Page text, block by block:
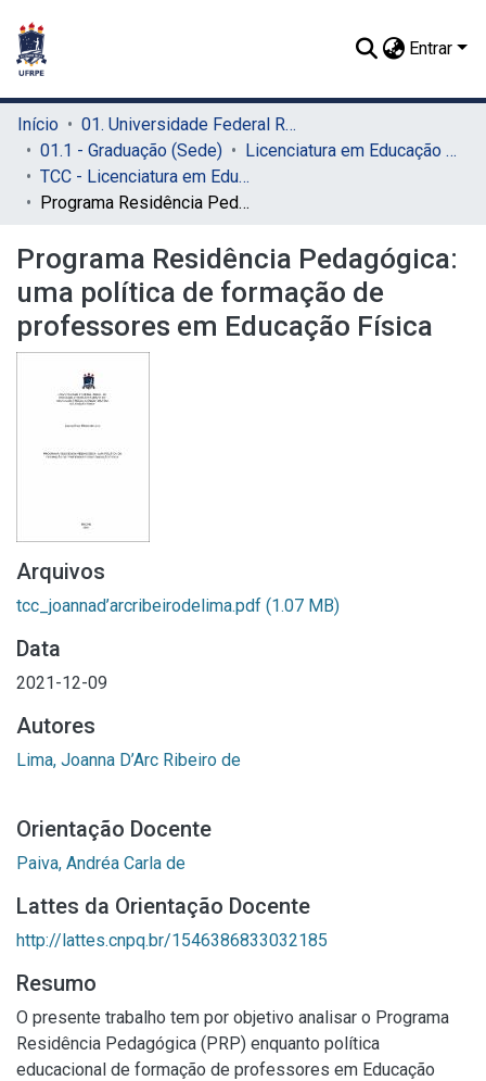
Entrar
Início
01. Universidade Federal Rural de Pernambuco - UFRPE (Sede)
01.1 - Graduação (Sede)
Licenciatura em Educação Física (Sede)
TCC - Licenciatura em Educação Física (Sede)
Programa Residência Pedagógica: uma política de formação de professores em Educação Física
Programa Residência Pedagógica:
uma política de formação de
professores em Educação Física
Arquivos
tcc_joannad’arcribeirodelima.pdf (1.07 MB)
Data
2021-12-09
Autores
Lima, Joanna D’Arc Ribeiro de
Orientação Docente
Paiva, Andréa Carla de
Lattes da Orientação Docente
http://lattes.cnpq.br/1546386833032185
Resumo
O presente trabalho tem por objetivo analisar o Programa
Residência Pedagógica (PRP) enquanto política
educacional de formação de professores em Educação